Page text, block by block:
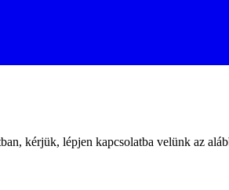
kérjük, lépjen kapcsolatba velünk az